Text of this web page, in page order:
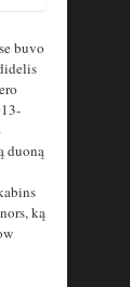
buvo
duoną
ką